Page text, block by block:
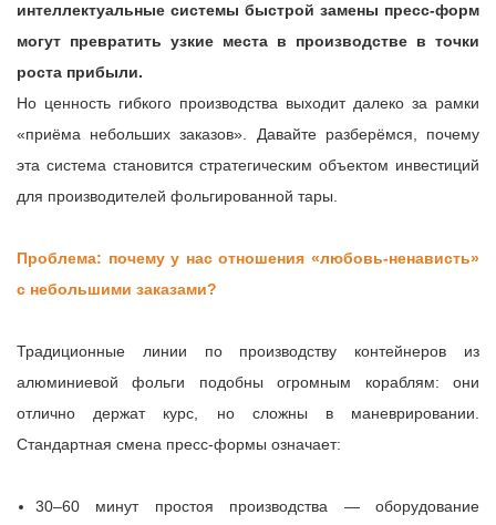
интеллектуальные системы быстрой замены пресс-форм
могут превратить узкие места в производстве в точки
роста прибыли.
Но ценность гибкого производства выходит далеко за рамки
«приёма небольших заказов». Давайте разберёмся, почему
эта система становится стратегическим объектом инвестиций
для производителей фольгированной тары.
Проблема: почему у нас отношения «любовь-ненависть»
с небольшими заказами?
Традиционные линии по производству контейнеров из
алюминиевой фольги подобны огромным кораблям: они
отлично держат курс, но сложны в маневрировании.
Стандартная смена пресс-формы означает:
30–60 минут простоя производства — оборудование